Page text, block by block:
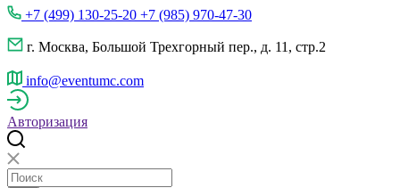
+7 (499) 130-25-20 +7 (985) 970-47-30
г. Москва, Большой Трехгорный пер., д. 11, стр.2
info@eventumc.com
Авторизация